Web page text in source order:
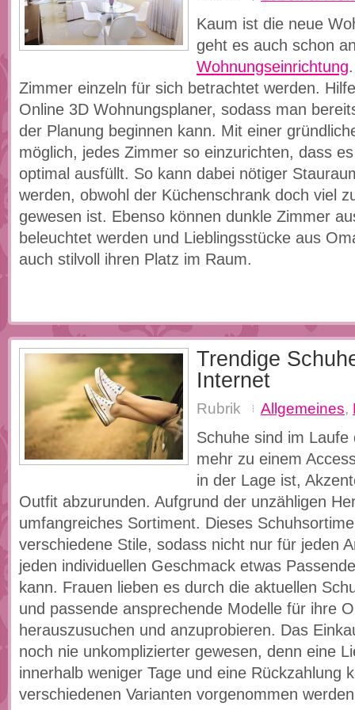
Kaum ist die neue
geht es auch schon
Wohnungseinrichtung
Zimmer einzeln für sich betrachtet werden.
Online 3D Wohnungsplaner, sodass man
der Planung beginnen kann. Mit einer
möglich, jedes Zimmer so einzurichten, dass
optimal ausfüllt. So kann dabei nötiger
werden, obwohl der Küchenschrank doch viel
gewesen ist. Ebenso können dunkle Zimmer
beleuchtet werden und Lieblingsstücke aus
auch stilvoll ihren Platz im Raum.
Trendige
Internet
Rubrik Allgemeines,
Schuhe sind im
mehr zu einem
in der Lage ist,
Outfit abzurunden. Aufgrund der unzähligen
umfangreiches Sortiment. Dieses
verschiedene Stile, sodass nicht nur für jeden
jeden individuellen Geschmack etwas
kann. Frauen lieben es durch die aktuellen
und passende ansprechende Modelle für ihre
herauszusuchen und anzuprobieren. Das
noch nie unkomplizierter gewesen, denn eine
innerhalb weniger Tage und eine Rückzahlung
verschiedenen Varianten vorgenommen